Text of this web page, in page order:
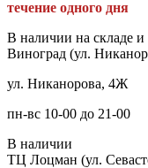
течение одного дня
В наличии на складе и
Виноград (ул.
ул. Никанорова, 4Ж
пн-вс 10-00 до 21-00
В наличии
ТЦ Лоцман (ул.